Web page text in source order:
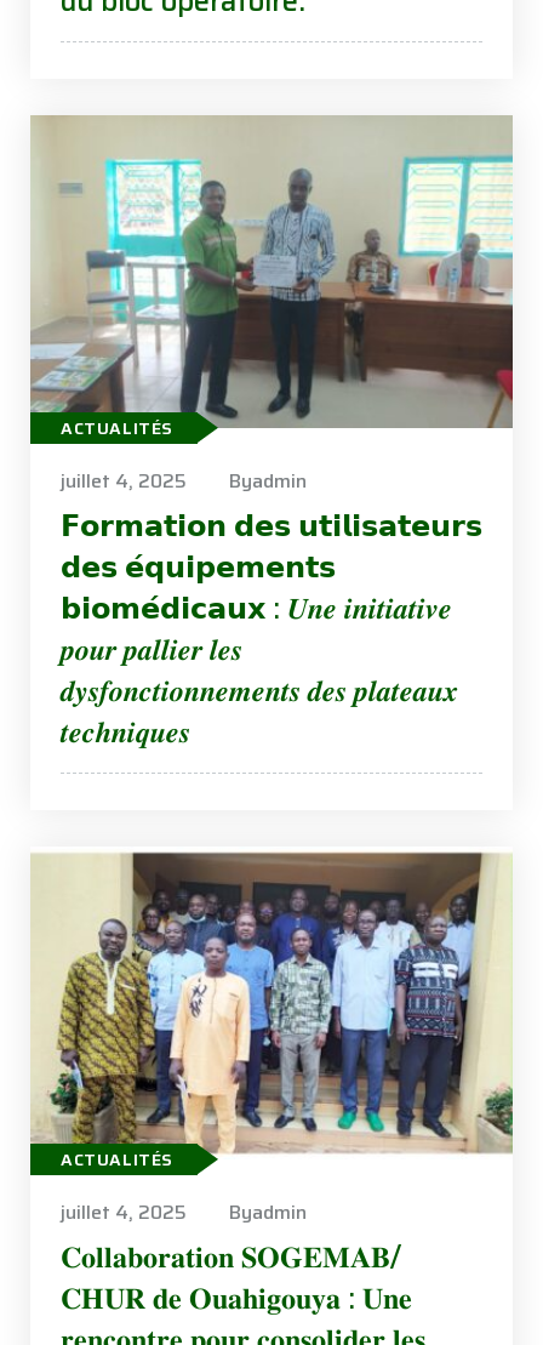
ACTUALITÉS
juillet 4, 2025 Byadmin
𝗙𝗼𝗿𝗺𝗮𝘁𝗶𝗼𝗻 𝗱𝗲𝘀 𝘂𝘁𝗶𝗹𝗶𝘀𝗮𝘁𝗲𝘂𝗿𝘀
𝗱𝗲𝘀 𝗲́𝗾𝘂𝗶𝗽𝗲𝗺𝗲𝗻𝘁𝘀
𝗯𝗶𝗼𝗺𝗲́𝗱𝗶𝗰𝗮𝘂𝘅 : 𝑼𝒏𝒆 𝒊𝒏𝒊𝒕𝒊𝒂𝒕𝒊𝒗𝒆
𝒑𝒐𝒖𝒓 𝒑𝒂𝒍𝒍𝒊𝒆𝒓 𝒍𝒆𝒔
𝒅𝒚𝒔𝒇𝒐𝒏𝒄𝒕𝒊𝒐𝒏𝒏𝒆𝒎𝒆𝒏𝒕𝒔 𝒅𝒆𝒔 𝒑𝒍𝒂𝒕𝒆𝒂𝒖𝒙
𝒕𝒆𝒄𝒉𝒏𝒊𝒒𝒖𝒆𝒔
ACTUALITÉS
juillet 4, 2025 Byadmin
𝐂𝐨𝐥𝐥𝐚𝐛𝐨𝐫𝐚𝐭𝐢𝐨𝐧 𝐒𝐎𝐆𝐄𝐌𝐀𝐁/
𝐂𝐇𝐔𝐑 𝐝𝐞 𝐎𝐮𝐚𝐡𝐢𝐠𝐨𝐮𝐲𝐚 : 𝐔𝐧𝐞